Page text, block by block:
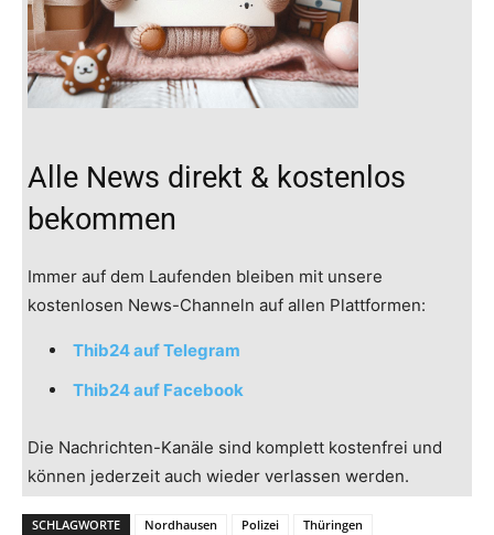
Alle News direkt & kostenlos
bekommen
Immer auf dem Laufenden bleiben mit unsere
kostenlosen News-Channeln auf allen Plattformen:
Thib24 auf Telegram
Thib24 auf Facebook
Die Nachrichten-Kanäle sind komplett kostenfrei und
können jederzeit auch wieder verlassen werden.
SCHLAGWORTE Nordhausen Polizei Thüringen